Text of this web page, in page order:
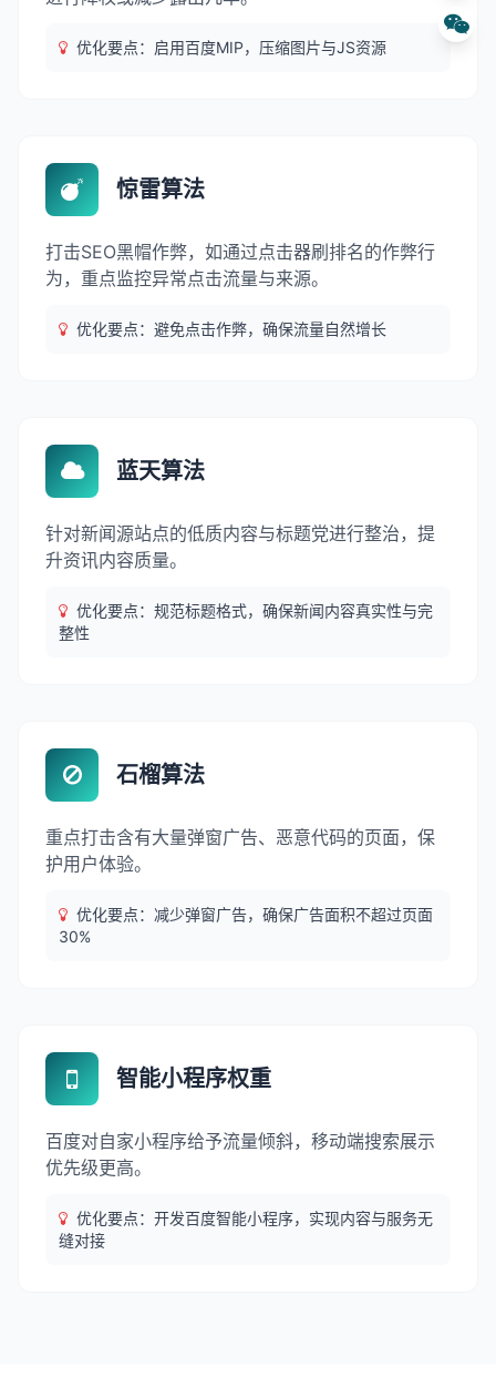
优化要点：启用百度MIP，压缩图片与JS资源
惊雷算法
打击SEO黑帽作弊，如通过点击器刷排名的作弊行
为，重点监控异常点击流量与来源。
优化要点：避免点击作弊，确保流量自然增长
蓝天算法
针对新闻源站点的低质内容与标题党进行整治，提
升资讯内容质量。
优化要点：规范标题格式，确保新闻内容真实性与完
整性
石榴算法
重点打击含有大量弹窗广告、恶意代码的页面，保
护用户体验。
优化要点：减少弹窗广告，确保广告面积不超过页面
30%
智能小程序权重
百度对自家小程序给予流量倾斜，移动端搜索展示
优先级更高。
优化要点：开发百度智能小程序，实现内容与服务无
缝对接